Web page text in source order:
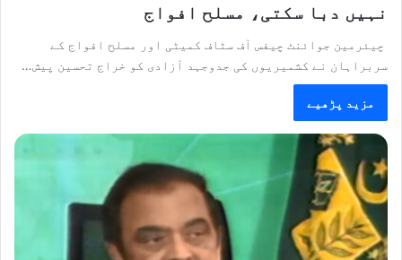
نہیں دبا سکتی، مسلح افواج
چیئرمین جوائنٹ چیفس آف سٹاف کمیٹی اور مسلح افواج کے
سربراہان نے کشمیریوں کی جدوجہد آزادی کو خراج تحسین پیش…
مزید پڑھیے